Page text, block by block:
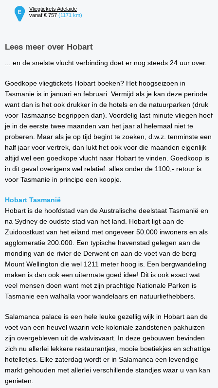
Vliegtickets Adelaide
vanaf € 757 (1171 km)
Lees meer over Hobart
... en de snelste vlucht verbinding doet er nog steeds 24 uur over.
Goedkope vliegtickets Hobart boeken? Het hoogseizoen in
Tasmanie is in januari en februari. Vermijd als je kan deze periode
want dan is het ook drukker in de hotels en de natuurparken (druk
voor Tasmaanse begrippen dan). Voordelig last minute vliegen hoef
je in de eerste twee maanden van het jaar al helemaal niet te
proberen. Maar als je op tijd begint te zoeken, d.w.z. tenminste een
half jaar voor vertrek, dan lukt het ook voor die maanden eigenlijk
altijd wel een goedkope vlucht naar Hobart te vinden. Goedkoop is
in dit geval overigens wel relatief: alles onder de 1100,- retour is
voor Tasmanie in principe een koopje.
Hobart Tasmanië
Hobart is de hoofdstad van de Australische deelstaat Tasmanië en
na Sydney de oudste stad van het land. Hobart ligt aan de
Zuidoostkust van het eiland met ongeveer 50.000 inwoners en als
agglomeratie 200.000. Een typische havenstad gelegen aan de
monding van de rivier de Derwent en aan de voet van de berg
Mount Wellington die wel 1211 meter hoog is. Een bergwandeling
maken is dan ook een uitermate goed idee! Dit is ook exact wat
veel mensen doen want met zijn prachtige Nationale Parken is
Tasmanie een walhalla voor wandelaars en natuurliefhebbers.
Salamanca palace is een hele leuke gezellig wijk in Hobart aan de
voet van een heuvel waarin vele koloniale zandstenen pakhuizen
zijn overgebleven uit de walvisvaart. In deze gebouwen bevinden
zich nu allerlei lekkere restaurantjes, mooie boetiekjes en schattige
hotelletjes. Elke zaterdag wordt er in Salamanca een levendige
markt gehouden met allerlei verschillende standjes waar u van kan
genieten.